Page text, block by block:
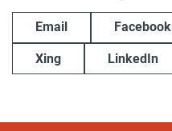
Email Facebook
Xing LinkedIn